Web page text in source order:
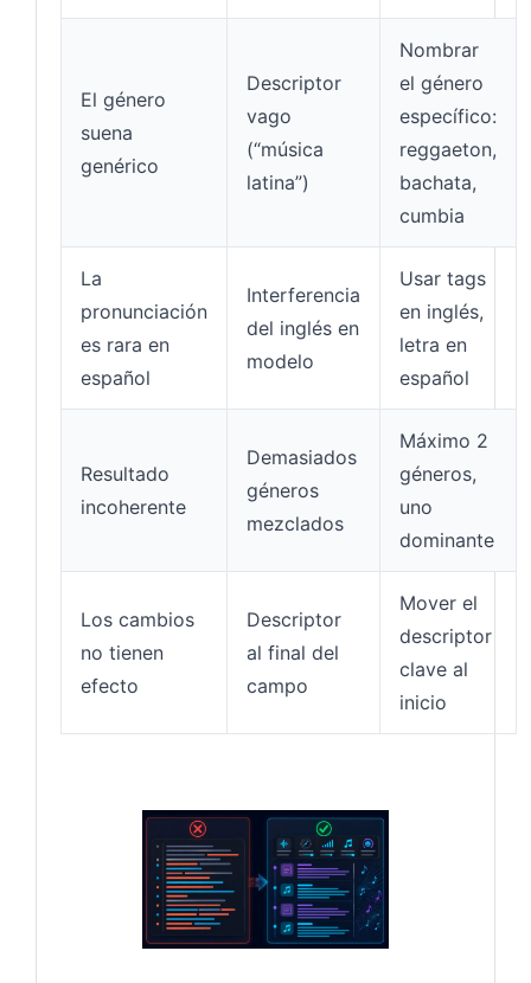
El género
suena
genérico
Descriptor
vago
(“música
latina”)
Nombrar
el género
específico:
reggaeton,
bachata,
cumbia
La
pronunciación
es rara en
español
Interferencia
del inglés en
modelo
Usar tags
en inglés,
letra en
español
Resultado
incoherente
Demasiados
géneros
mezclados
Máximo 2
géneros,
uno
dominante
Los cambios
no tienen
efecto
Descriptor
al final del
campo
Mover el
descriptor
clave al
inicio